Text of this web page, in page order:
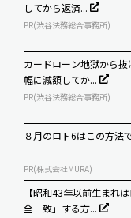
してから返済...
PR(渋谷法務総合事務所)
カードローン地獄から
幅に減額してか...
PR(渋谷法務総合事務所)
８月のロト6はこの方法
PR(株式会社MURA)
【昭和43年以前生まれ
全一致」する方...